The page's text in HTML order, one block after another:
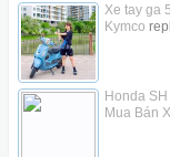
Xe tay ga
Kymco
Honda SH
Mua Bán